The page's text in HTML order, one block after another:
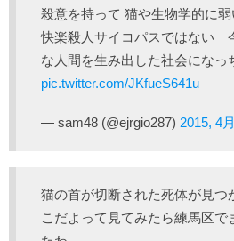
殺意を持って 猫や生物学的に
快楽殺人サイコパスではない
な人間を生み出した社会になっ
pic.twitter.com/JKfueS641u
— sam48 (@ejrgio287) 2015, 4
猫の首が切断された死体が見つ
こだよって見てみたら練馬区で